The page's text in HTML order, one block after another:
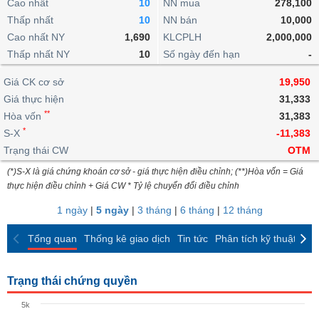
Giao
dịch
nội
bộ
Niên
giám
Tài
liệu
cổ
đông
Định
giá
Nước
ngoài
Tự
doanh
Top
cổ
phiếu
Bản
Thống
giao
dịch
dịch
Chứng
quyền
Tổng
quan
Thống
kê
dịch
Định
Thống
kê
giao
dịch
Tin
tức
tích
kỹ
thuật
Bảng
giá
Bộ
lọc
cổ
phiếu
cổ
Báo
mô
lai
Chứng
quyền
Trái
phiếu
doanh
nghiệp
Đào
Dịch
vụ
Cao nhất
10
Thấp nhất
10
Cao nhất NY
1,690
Thấp nhất NY
10
NN mua
278,100
NN bán
10,000
KLCPLH
2,000,000
Số ngày đến hạn
-
Giá CK cơ sở
19,950
Giá thực hiện
31,333
Hòa vốn **
31,383
S-X *
-11,383
Trạng thái CW
OTM
(*)S-X là giá chứng khoán cơ sở - giá thực hiện điều chỉnh; (**)Hòa vốn = Giá
thực hiện điều chỉnh + Giá CW * Tỷ lệ chuyển đổi điều chỉnh
1 ngày| 5 ngày| 3 tháng | 6 tháng | 12 tháng
Tổng quan Thống kê giao dịch Tin tức Phân tích kỹ thuật
Trạng thái chứng quyền
5k
BẤT
ĐỘNG
SẢN
TÀI
CHÍNH
HÀNG
HÓA
KINH
TẾ
THẾ